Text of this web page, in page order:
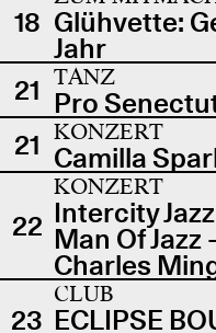
18 Glühvette:
Jahr
21 TANZ
Pro
21 KONZERT
Camilla
22
KONZERT
Intercity
Man Of Jazz
Charles
23
CLUB
ECLIPSE